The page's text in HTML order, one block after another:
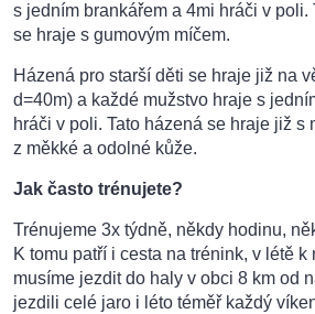
s jedním brankářem a 4mi hráči v poli.
se hraje s gumovým míčem.
Házená pro starší děti se hraje již na
d=40m) a každé mužstvo hraje s
hráči v poli. Tato házená se hraje již s
z měkké a odolné kůže.
Jak často trénujete?
Trénujeme 3x týdně, někdy hodinu,
K tomu patří i cesta na trénink, v létě k
musíme jezdit do haly v obci 8 km od
jezdili celé jaro i léto téměř každý